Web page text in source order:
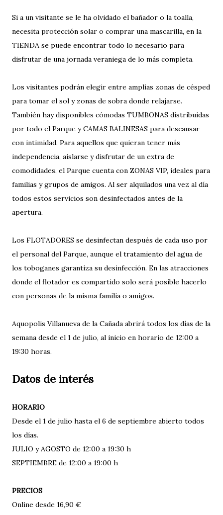
Si a un visitante se le ha olvidado el bañador o la toalla,
necesita protección solar o comprar una mascarilla, en la
TIENDA se puede encontrar todo lo necesario para
disfrutar de una jornada veraniega de lo más completa.
Los visitantes podrán elegir entre amplias zonas de césped
para tomar el sol y zonas de sobra donde relajarse.
También hay disponibles cómodas TUMBONAS distribuidas
por todo el Parque y CAMAS BALINESAS para descansar
con intimidad. Para aquellos que quieran tener más
independencia, aislarse y disfrutar de un extra de
comodidades, el Parque cuenta con ZONAS VIP, ideales para
familias y grupos de amigos. Al ser alquilados una vez al día
todos estos servicios son desinfectados antes de la
apertura.
Los FLOTADORES se desinfectan después de cada uso por
el personal del Parque, aunque el tratamiento del agua de
los toboganes garantiza su desinfección. En las atracciones
donde el flotador es compartido solo será posible hacerlo
con personas de la misma familia o amigos.
Aquopolis Villanueva de la Cañada abrirá todos los días de la
semana desde el 1 de julio, al inicio en horario de 12:00 a
19:30 horas.
Datos de interés
HORARIO
Desde el 1 de julio hasta el 6 de septiembre abierto todos
los días.
JULIO y AGOSTO de 12:00 a 19:30 h
SEPTIEMBRE de 12:00 a 19:00 h
PRECIOS
Online desde 16,90 €